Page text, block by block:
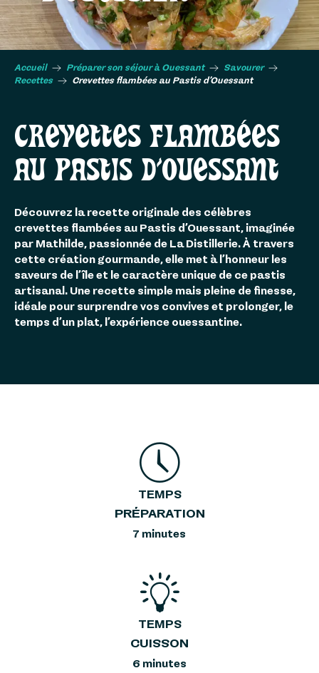
Accueil Préparer son séjour à Ouessant
Savourer
Recettes
Crevettes flambées au Pastis d’Ouessant
CREVETTES FLAMBÉES
AU PASTIS D’OUESSANT
Découvrez la recette originale des célèbres
crevettes flambées au Pastis d’Ouessant, imaginée
par Mathilde, passionnée de La Distillerie. À travers
cette création gourmande, elle met à l’honneur les
saveurs de l’île et le caractère unique de ce pastis
artisanal. Une recette simple mais pleine de finesse,
idéale pour surprendre vos convives et prolonger, le
temps d’un plat, l’expérience ouessantine.
TEMPS
PRÉPARATION
7 minutes
TEMPS
CUISSON
6 minutes